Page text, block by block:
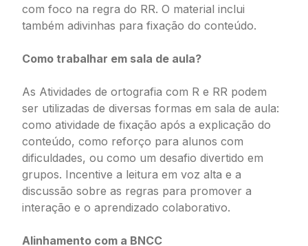
com foco na regra do RR. O material inclui
também adivinhas para fixação do conteúdo.
Como trabalhar em sala de aula?
As Atividades de ortografia com R e RR podem
ser utilizadas de diversas formas em sala de aula:
como atividade de fixação após a explicação do
conteúdo, como reforço para alunos com
dificuldades, ou como um desafio divertido em
grupos. Incentive a leitura em voz alta e a
discussão sobre as regras para promover a
interação e o aprendizado colaborativo.
Alinhamento com a BNCC